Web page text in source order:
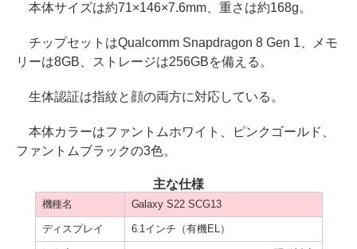
本体サイズは約71×146×7.6mm、重さは約168g。
チップセットはQualcomm Snapdragon 8 Gen 1、メモ
リーは8GB、ストレージは256GBを備える。
生体認証は指紋と顔の両方に対応している。
本体カラーはファントムホワイト、ピンクゴールド、
ファントムブラックの3色。
主な仕様
機種名 Galaxy S22 SCG13
ディスプレイ 6.1インチ（有機EL）